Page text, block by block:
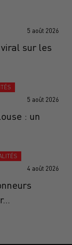
5 août 2026
sur les
5 août 2026
: un
4 août 2026